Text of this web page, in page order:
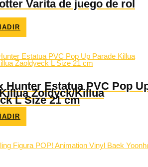
Varita de juego de rol
Hunter Estatua PVC Pop
Zoldyck/Killua
L Size 21 cm